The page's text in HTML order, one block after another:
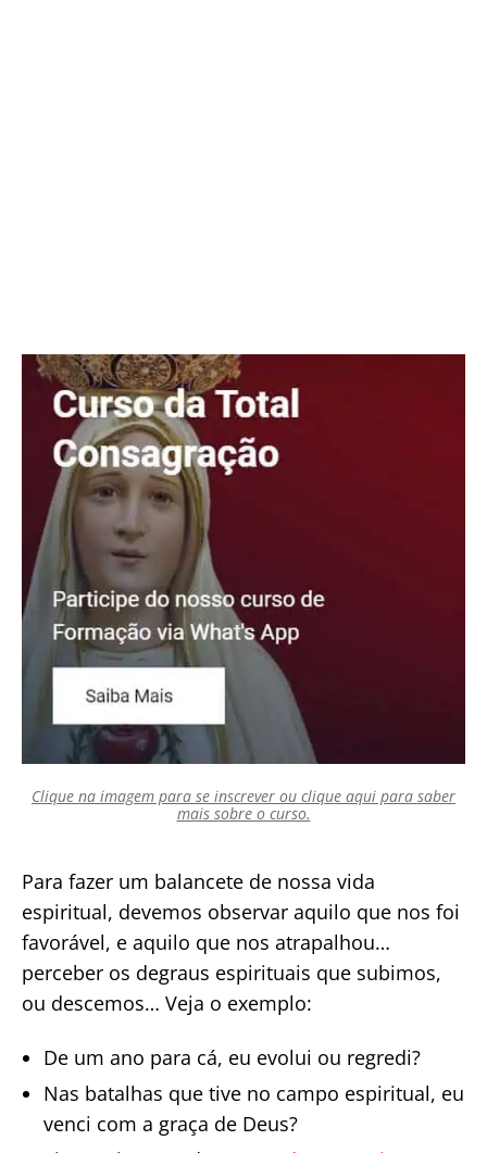
Clique na imagem para se inscrever ou clique aqui para saber
mais sobre o curso.
Para fazer um balancete de nossa vida
espiritual, devemos observar aquilo que nos foi
favorável, e aquilo que nos atrapalhou…
perceber os degraus espirituais que subimos,
ou descemos… Veja o exemplo:
De um ano para cá, eu evolui ou regredi?
Nas batalhas que tive no campo espiritual, eu
venci com a graça de Deus?